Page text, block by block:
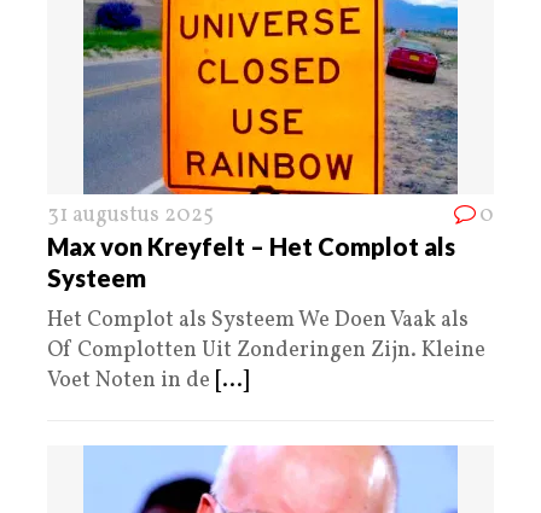
31 augustus 2025 0
Max von Kreyfelt – Het Complot als
Systeem
Het Complot als Systeem We Doen Vaak als
Of Complotten Uit Zonderingen Zijn. Kleine
Voet Noten in de [...]